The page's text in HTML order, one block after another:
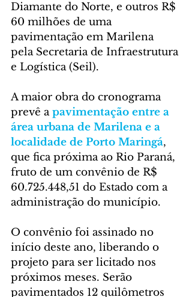
Diamante do Norte, e outros R$
60 milhões de uma
pavimentação em Marilena
pela Secretaria de Infraestrutura
e Logística (Seil).
A maior obra do cronograma
prevê a pavimentação entre a
área urbana de Marilena e a
localidade de Porto Maringá,
que fica próxima ao Rio Paraná,
fruto de um convênio de R$
60.725.448,51 do Estado com a
administração do município.
O convênio foi assinado no
início deste ano, liberando o
projeto para ser licitado nos
próximos meses. Serão
pavimentados 12 quilômetros